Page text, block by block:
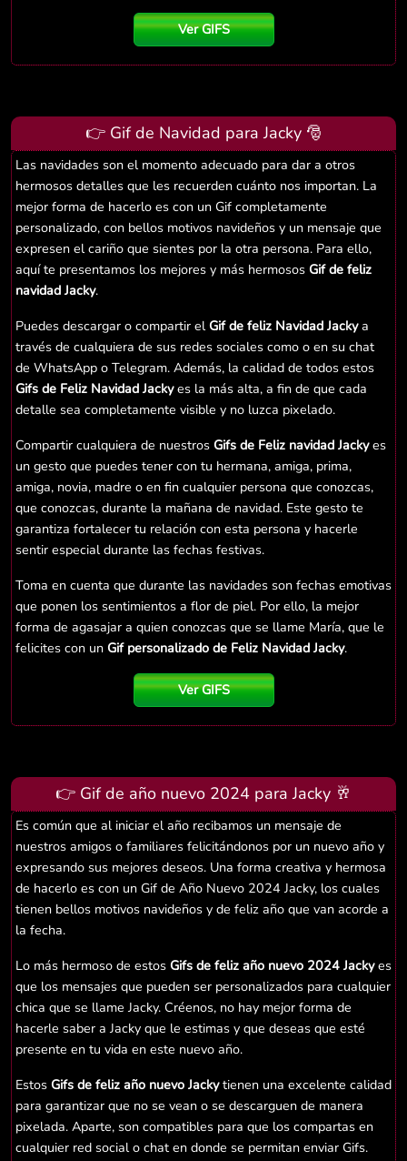
Ver GIFS
👉 Gif de Navidad para Jacky 🎅
Las navidades son el momento adecuado para dar a otros
hermosos detalles que les recuerden cuánto nos importan. La
mejor forma de hacerlo es con un Gif completamente
personalizado, con bellos motivos navideños y un mensaje que
expresen el cariño que sientes por la otra persona. Para ello,
aquí te presentamos los mejores y más hermosos Gif de feliz
navidad Jacky.
Puedes descargar o compartir elGif de feliz Navidad Jackya
través de cualquiera de sus redes sociales como o en su chat
de WhatsApp o Telegram. Además, la calidad de todos estos
Gifs de Feliz Navidad Jackyes la más alta, a fin de que cada
detalle sea completamente visible y no luzca pixelado.
Compartir cualquiera de nuestros Gifs de Feliz navidad Jackyes
un gesto que puedes tener con tu hermana, amiga, prima,
amiga, novia, madre o en fin cualquier persona que conozcas,
que conozcas, durante la mañana de navidad. Este gesto te
garantiza fortalecer tu relación con esta persona y hacerle
sentir especial durante las fechas festivas.
Toma en cuenta que durante las navidades son fechas emotivas
que ponen los sentimientos a flor de piel. Por ello, la mejor
forma de agasajar a quien conozcas que se llame María, que le
felicites con un Gif personalizado de Feliz Navidad Jacky.
Ver GIFS
👉 Gif de año nuevo 2024 para Jacky 🥂
Es común que al iniciar el año recibamos un mensaje de
nuestros amigos o familiares felicitándonos por un nuevo año y
expresando sus mejores deseos. Una forma creativa y hermosa
de hacerlo es con un Gif de Año Nuevo 2024 Jacky, los cuales
tienen bellos motivos navideños y de feliz año que van acorde a
la fecha.
Lo más hermoso de estos Gifs de feliz año nuevo 2024 Jackyes
que los mensajes que pueden ser personalizados para cualquier
chica que se llame Jacky. Créenos, no hay mejor forma de
hacerle saber a Jacky que le estimas y que deseas que esté
presente en tu vida en este nuevo año.
Estos Gifs de feliz año nuevo Jackytienen una excelente calidad
para garantizar que no se vean o se descarguen de manera
pixelada. Aparte, son compatibles para que los compartas en
cualquier red social o chat en donde se permitan enviar Gifs.